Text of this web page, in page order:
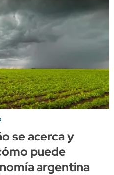
se acerca y
puede
argentina